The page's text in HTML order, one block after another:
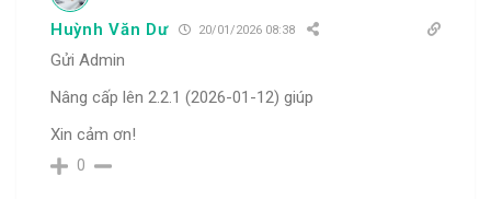
Huỳnh Văn Dư 20/01/2026 08:38
Gửi Admin
Nâng cấp lên 2.2.1 (2026-01-12) giúp
Xin cảm ơn!
0